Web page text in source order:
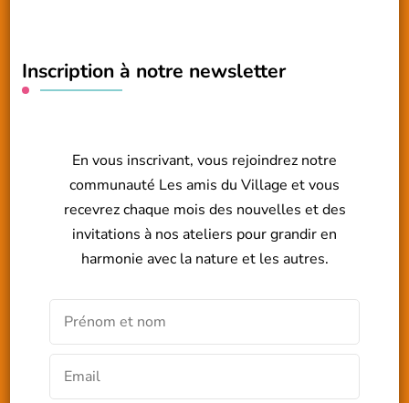
Inscription à notre newsletter
En vous inscrivant, vous rejoindrez notre
communauté Les amis du Village et vous
recevrez chaque mois des nouvelles et des
invitations à nos ateliers pour grandir en
harmonie avec la nature et les autres.